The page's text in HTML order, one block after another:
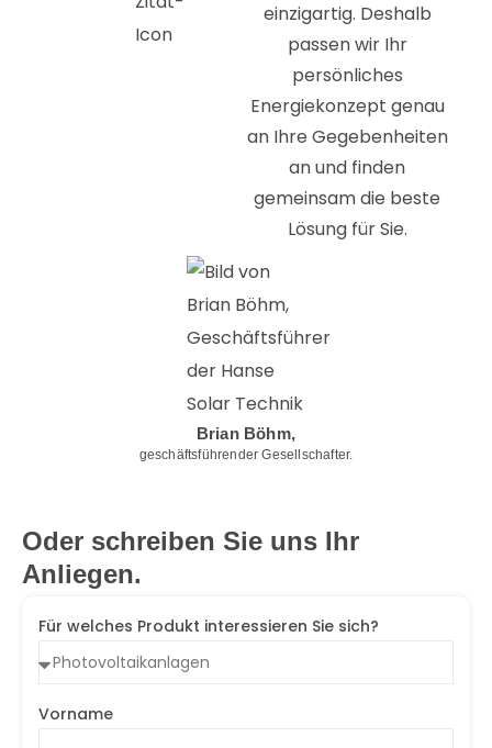
einzigartig. Deshalb
passen wir Ihr
persönliches
Energiekonzept genau
an Ihre Gegebenheiten
an und finden
gemeinsam die beste
Lösung für Sie.
Brian Böhm,
geschäftsführender Gesellschafter.
Oder schreiben Sie uns Ihr
Anliegen.
Für welches Produkt interessieren Sie sich?
Vorname